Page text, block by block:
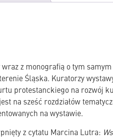
z monografią o tym
Śląska. Kuratorzy
protestanckiego na rozwój
na sześć rozdziałów
na wystawie.
z cytatu Marcina Lutra: